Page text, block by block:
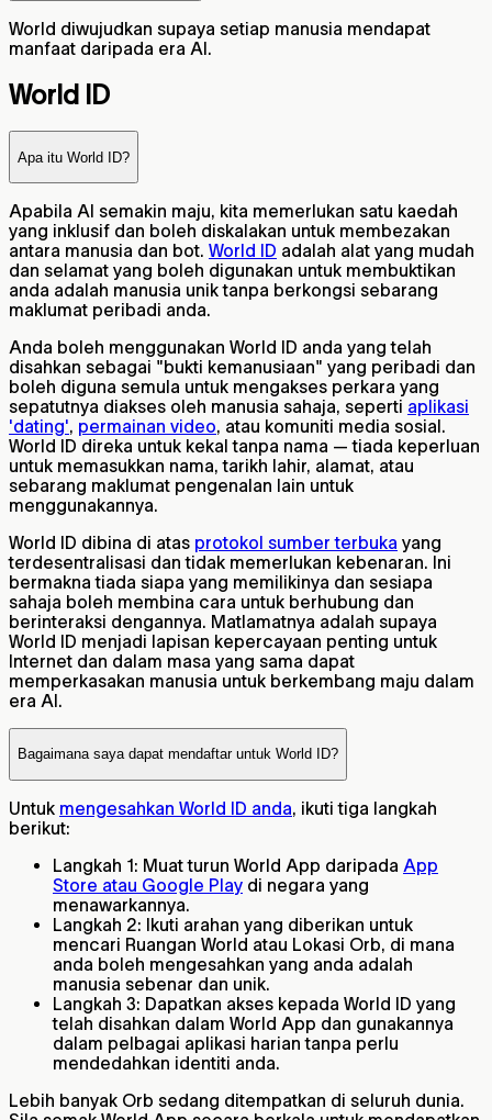
World diwujudkan supaya setiap manusia mendapat
manfaat daripada era AI.
World ID
Apa itu World ID?
Apabila AI semakin maju, kita memerlukan satu kaedah
yang inklusif dan boleh diskalakan untuk membezakan
antara manusia dan bot. World ID adalah alat yang mudah
dan selamat yang boleh digunakan untuk membuktikan
anda adalah manusia unik tanpa berkongsi sebarang
maklumat peribadi anda.
Anda boleh menggunakan World ID anda yang telah
disahkan sebagai "bukti kemanusiaan" yang peribadi dan
boleh diguna semula untuk mengakses perkara yang
sepatutnya diakses oleh manusia sahaja, seperti aplikasi
'dating', permainan video, atau komuniti media sosial.
World ID direka untuk kekal tanpa nama — tiada keperluan
untuk memasukkan nama, tarikh lahir, alamat, atau
sebarang maklumat pengenalan lain untuk
menggunakannya.
World ID dibina di atas protokol sumber terbuka yang
terdesentralisasi dan tidak memerlukan kebenaran. Ini
bermakna tiada siapa yang memilikinya dan sesiapa
sahaja boleh membina cara untuk berhubung dan
berinteraksi dengannya. Matlamatnya adalah supaya
World ID menjadi lapisan kepercayaan penting untuk
Internet dan dalam masa yang sama dapat
memperkasakan manusia untuk berkembang maju dalam
era AI.
Bagaimana saya dapat mendaftar untuk World ID?
Untuk mengesahkan World ID anda, ikuti tiga langkah
berikut:
Langkah 1: Muat turun World App daripada App
Store atau Google Play di negara yang
menawarkannya.
Langkah 2: Ikuti arahan yang diberikan untuk
mencari Ruangan World atau Lokasi Orb, di mana
anda boleh mengesahkan yang anda adalah
manusia sebenar dan unik.
Langkah 3: Dapatkan akses kepada World ID yang
telah disahkan dalam World App dan gunakannya
dalam pelbagai aplikasi harian tanpa perlu
mendedahkan identiti anda.
Lebih banyak Orb sedang ditempatkan di seluruh dunia.